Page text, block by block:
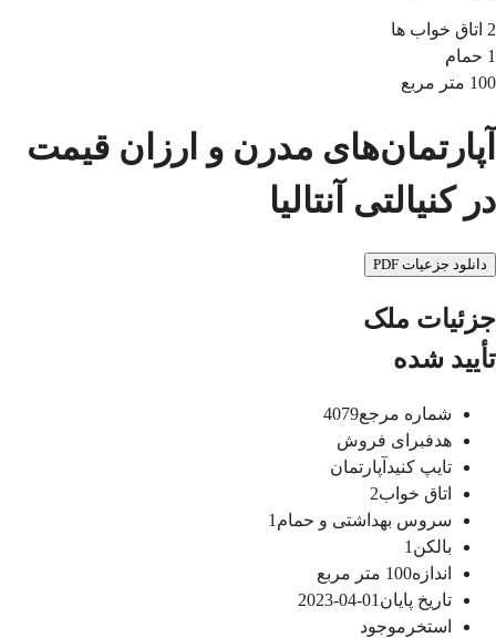
2 اتاق خواب ها
1 حمام
100 متر مربع
آپارتمان‌های مدرن و ارزان قیمت
در کنیالتی آنتالیا
دانلود جزعیات PDF
جزئیات ملک
تأیید شده
شماره مرجع4079
هدفبرای فروش
تایپ کنید آپارتمان
اتاق خواب2
سروس بهداشتی و حمام 1
بالکن 1
اندازه100 متر مربع
تاریخ پایان 01-04-2023
استخر موجود